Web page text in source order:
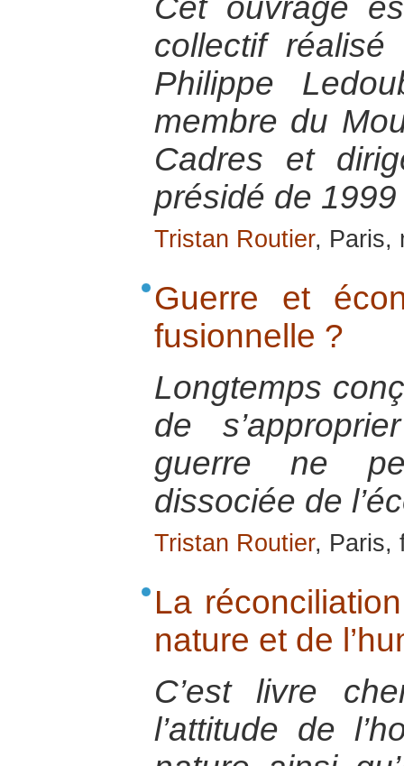
Cet ouvrage
collectif
Philippe
membre du
Cadres et
présidé de
Tristan Routier, Paris,
Guerre et
fusionnelle ?
Longtemps
de
guerre ne
dissociée de
Tristan Routier, Paris,
La
nature et de
C’est livre
l’attitude de